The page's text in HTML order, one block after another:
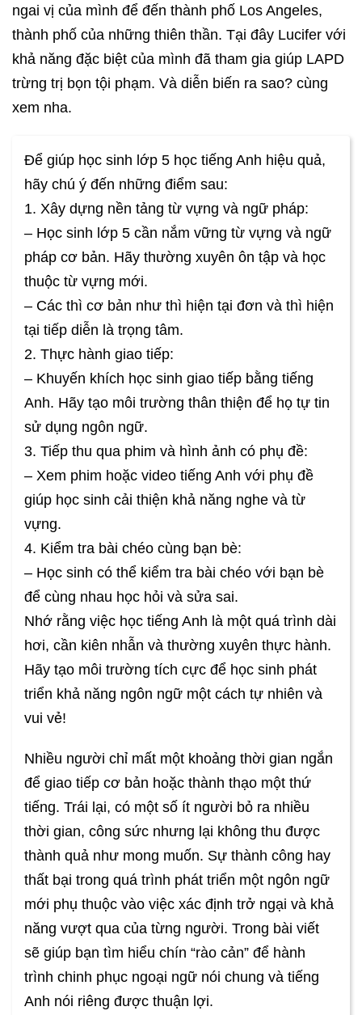
ngai vị của mình để đến thành phố Los Angeles,
thành phố của những thiên thần. Tại đây Lucifer với
khả năng đặc biệt của mình đã tham gia giúp LAPD
trừng trị bọn tội phạm. Và diễn biến ra sao? cùng
xem nha.
Để giúp học sinh lớp 5 học tiếng Anh hiệu quả,
hãy chú ý đến những điểm sau:
1. Xây dựng nền tảng từ vựng và ngữ pháp:
– Học sinh lớp 5 cần nắm vững từ vựng và ngữ
pháp cơ bản. Hãy thường xuyên ôn tập và học
thuộc từ vựng mới.
– Các thì cơ bản như thì hiện tại đơn và thì hiện
tại tiếp diễn là trọng tâm.
2. Thực hành giao tiếp:
– Khuyến khích học sinh giao tiếp bằng tiếng
Anh. Hãy tạo môi trường thân thiện để họ tự tin
sử dụng ngôn ngữ.
3. Tiếp thu qua phim và hình ảnh có phụ đề:
– Xem phim hoặc video tiếng Anh với phụ đề
giúp học sinh cải thiện khả năng nghe và từ
vựng.
4. Kiểm tra bài chéo cùng bạn bè:
– Học sinh có thể kiểm tra bài chéo với bạn bè
để cùng nhau học hỏi và sửa sai.
Nhớ rằng việc học tiếng Anh là một quá trình dài
hơi, cần kiên nhẫn và thường xuyên thực hành.
Hãy tạo môi trường tích cực để học sinh phát
triển khả năng ngôn ngữ một cách tự nhiên và
vui vẻ!
Nhiều người chỉ mất một khoảng thời gian ngắn
để giao tiếp cơ bản hoặc thành thạo một thứ
tiếng. Trái lại, có một số ít người bỏ ra nhiều
thời gian, công sức nhưng lại không thu được
thành quả như mong muốn. Sự thành công hay
thất bại trong quá trình phát triển một ngôn ngữ
mới phụ thuộc vào việc xác định trở ngại và khả
năng vượt qua của từng người. Trong bài viết
sẽ giúp bạn tìm hiểu chín “rào cản” để hành
trình chinh phục ngoại ngữ nói chung và tiếng
Anh nói riêng được thuận lợi.